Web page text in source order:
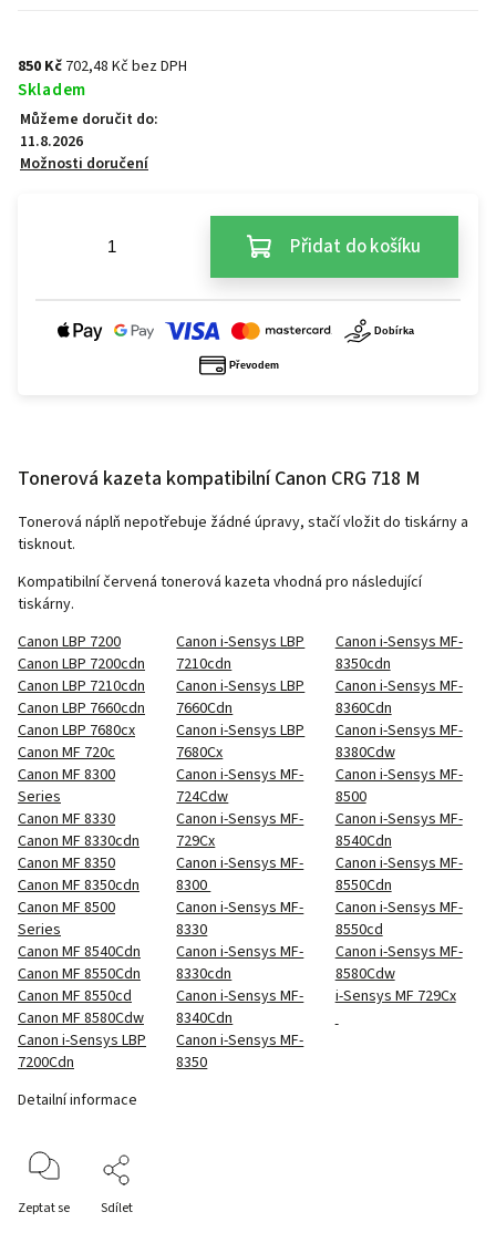
850 Kč 702,48 Kč bez DPH
Skladem
Můžeme doručit do:
11.8.2026
Možnosti doručení
Přidat do košíku
Tonerová kazeta kompatibilní Canon CRG 718 M
Tonerová náplň nepotřebuje žádné úpravy, stačí vložit do tiskárny a
tisknout.
Kompatibilní červená tonerová kazeta vhodná pro následující
tiskárny.
Canon LBP 7200
Canon LBP 7200cdn
Canon LBP 7210cdn
Canon LBP 7660cdn
Canon LBP 7680cx
Canon MF 720c
Canon MF 8300
Series
Canon MF 8330
Canon MF 8330cdn
Canon MF 8350
Canon MF 8350cdn
Canon MF 8500
Series
Canon MF 8540Cdn
Canon MF 8550Cdn
Canon MF 8550cd
Canon MF 8580Cdw
Canon i-Sensys LBP
7200Cdn
Canon i-Sensys LBP
7210cdn
Canon i-Sensys LBP
7660Cdn
Canon i-Sensys LBP
7680Cx
Canon i-Sensys MF-
724Cdw
Canon i-Sensys MF-
729Cx
Canon i-Sensys MF-
8300
Canon i-Sensys MF-
8330
Canon i-Sensys MF-
8330cdn
Canon i-Sensys MF-
8340Cdn
Canon i-Sensys MF-
8350
Canon i-Sensys MF-
8350cdn
Canon i-Sensys MF-
8360Cdn
Canon i-Sensys MF-
8380Cdw
Canon i-Sensys MF-
8500
Canon i-Sensys MF-
8540Cdn
Canon i-Sensys MF-
8550Cdn
Canon i-Sensys MF-
8550cd
Canon i-Sensys MF-
8580Cdw
i-Sensys MF 729Cx
Detailní informace
Zeptat se Sdílet